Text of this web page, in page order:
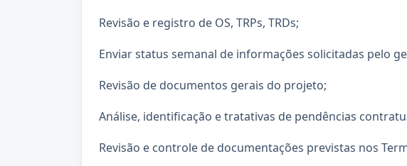
Revisão e registro de OS, TRPs, TRDs;
Enviar status semanal de informações solicitadas pelo
Revisão de documentos gerais do projeto;
Análise, identificação e tratativas de pendências
Revisão e controle de documentações previstas nos